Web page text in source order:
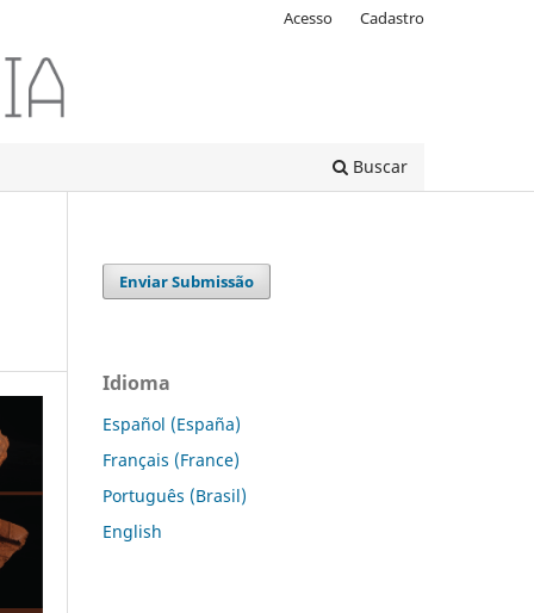
Buscar
Acesso Cadastro
Enviar Submissão
Idioma
Español (España)
Français (France)
Português (Brasil)
English